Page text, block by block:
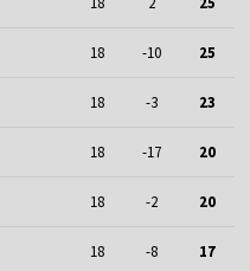
18 -10 25
18 -3 23
18 -17 20
18 -2 20
18 -8 17